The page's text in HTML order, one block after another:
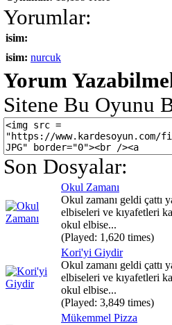
Yorumlar:
isim:
isim: nurcuk
Yorum
Sitene Bu Oyunu
Son Dosyalar:
Okul Zamanı
Okul zamanı geldi çattı
elbiseleri ve kıyafetleri
okul elbise...
(Played: 1,620 times)
Kori'yi Giydir
Okul zamanı geldi çattı
elbiseleri ve kıyafetleri
okul elbise...
(Played: 3,849 times)
Mükemmel Pizza